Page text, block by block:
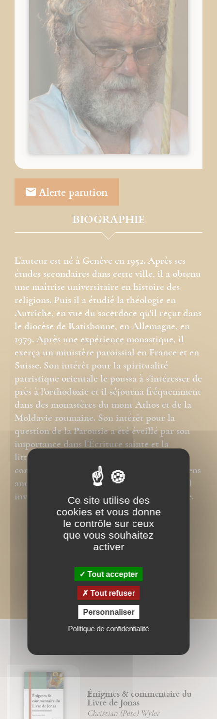
Alerte parution
BIOGRAPHIE
L'auteur est né à Genève en 1952. Après ses
études secondaires dans cette ville, il a obtenu
une maîtrise universitaire en histoire des
religions. Puis il a étudié la théologie en
Autriche, en vue du sacerdoce qu'il reçut dans
le diocèse de Ratisbonne, en Allemagne, en
1979. Après une expérience monastique, il
exerça un ministère paroissial en France et en
Suisse. Son intérêt pour la spiritualité
patristique orientale le poussa à s'intéresser de
près à l'orthodoxie et il séjourna fréquemment
dans des monastères du mont Athos et de la
Moldavie roumaine. Son intérêt pour la
question de la Parousie a été éveillé par son
importance dans l'Écriture sainte et la
littérature des Pères de l'Église. Il est
convaincu que la matière de ces textes anciens
annonce les événements contemporains et il
invite le lecteur à le constater par lui-même.
BIBLIOGRAPHIE
Énigmes & commentaire du
Livre de Jonas
Christian (Père) Wyler
Ce site utilise des
cookies et vous donne
le contrôle sur ceux
que vous souhaitez
activer
Tout accepter
Tout refuser
Personnaliser
Politique de confidentialité